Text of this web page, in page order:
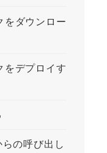
ダウンロー
デプロイす
の呼び出し